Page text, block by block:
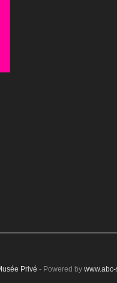
Privé - Powered by